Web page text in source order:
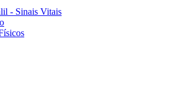
- Sinais Vitais